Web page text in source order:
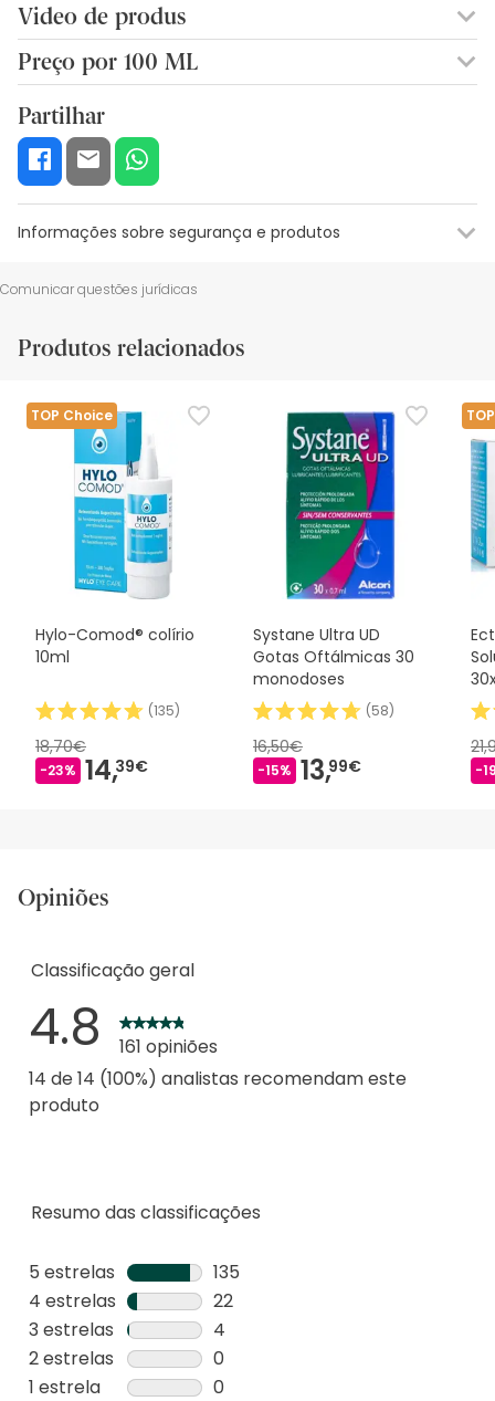
Video de produs
Preço por 100 ML
Partilhar
Informações sobre segurança e produtos
Informações sobre o rótulo
Não utilizar THEALOZ DUO em caso de antecedentes de
ocular moderada.
Comunicar questões jurídicas
Produtos relacionados
TOP Choice
Hylo-Comod® colírio
10ml
(135)
18,70€
-23% 14,39€
Systane Ultra UD
Gotas Oftálmicas 30
monodoses
(58)
16,50€
-15% 13,99€ -
Opiniões
Resumo das classificações
5 estrelas estrelas
135
135
análises
com
5
4 estrelas estrelas
22
22
análises
com
3 estrelas estrelas
4
4
análises
2 estrelas estrelas
0
0
1 estrela estrelas
0
Classificação geral
4.8
161 opiniões
14 de 14 (100%) analistas recomendam este
produto